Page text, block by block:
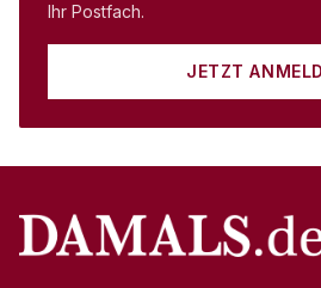
Ihr Postfach.
JETZT